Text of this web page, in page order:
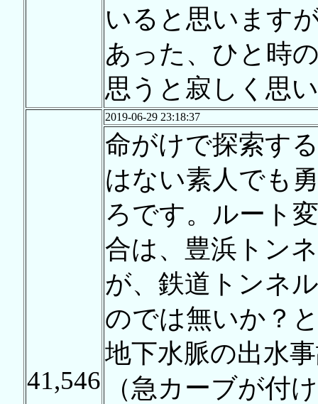
いると思います
あった、ひと時
思うと寂しく思
41,546
2019-06-29 23:18:37
命がけで探索す
はない素人でも
ろです。ルート
合は、豊浜トン
が、鉄道トンネ
のでは無いか？
地下水脈の出水
（急カーブが付